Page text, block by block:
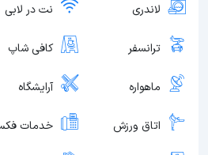
لاندری نت در لابی
ترانسفر کافی شاپ
ماهواره آرایشگاه
اتاق ورزش خدمات